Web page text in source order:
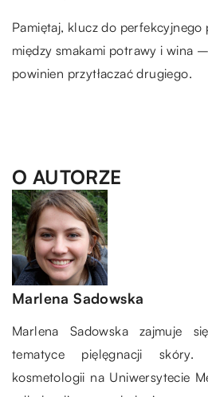
Pamiętaj, klucz do
między smakami potrawy i wina
powinien przytłaczać drugiego.
O AUTORZE
Marlena Sadowska
Marlena Sadowska zajmuje
tematyce pięlęgnacji
kosmetologii na Uniwersytecie